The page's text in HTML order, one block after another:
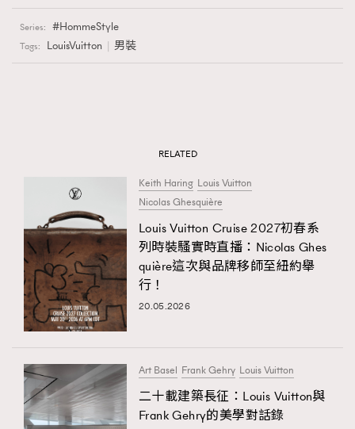
Series: HommeStyle
Tags: LouisVuitton 男裝
RELATED
Keith Haring Louis Vuitton
Nicolas Ghesquière
Louis Vuitton Cruise 2027初春系
列時裝騷實時直播：Nicolas Ghes
quière這次與品牌移師至紐約舉
行！
20.05.2026
Art Basel Frank Gehry Louis Vuitton
二十載建築長征：Louis Vuitton與
Frank Gehry的美學對話錄